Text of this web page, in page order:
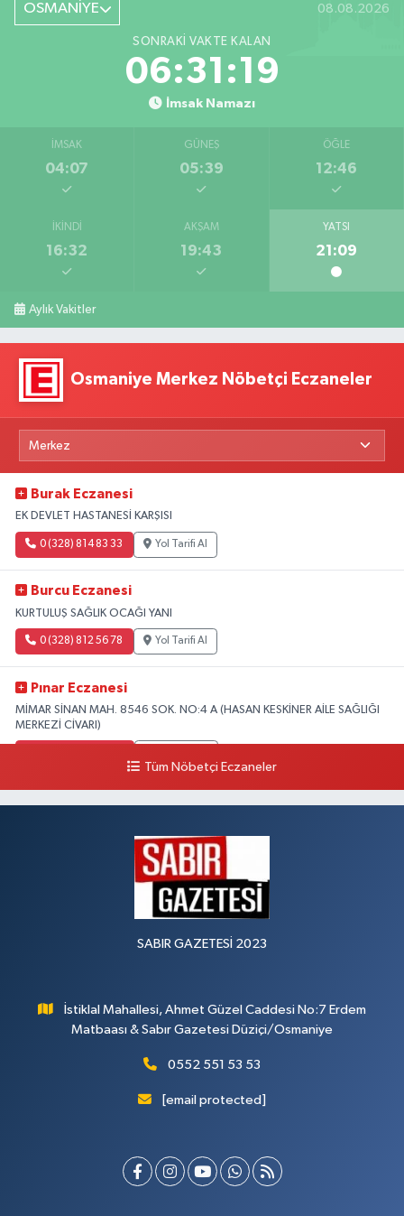
OSMANİYE 08.08.2026
SONRAKI VAKTE KALAN
06:31:18
İmsak Namazı
İMSAK
04:07
GÜNEŞ
05:39
ÖĞLE
12:46
İKINDI
16:32
AKŞAM
19:43
YATSI
21:09
Aylık Vakitler
Osmaniye Merkez Nöbetçi Eczaneler
Burak Eczanesi
EK DEVLET HASTANESİ KARŞISI
0 (328) 814 83 33 Yol Tarifi Al
Burcu Eczanesi
KURTULUŞ SAĞLIK OCAĞI YANI
0 (328) 812 56 78 Yol Tarifi Al
Pınar Eczanesi
MİMAR SİNAN MAH. 8546 SOK. NO:4 A (HASAN KESKİNER AİLE SAĞLIĞI
MERKEZİ CİVARI)
Tüm Nöbetçi Eczaneler
SABIR GAZETESİ 2023
İstiklal Mahallesi, Ahmet Güzel Caddesi No:7 Erdem
Matbaası & Sabır Gazetesi Düziçi/Osmaniye
0552 551 53 53
[email protected]